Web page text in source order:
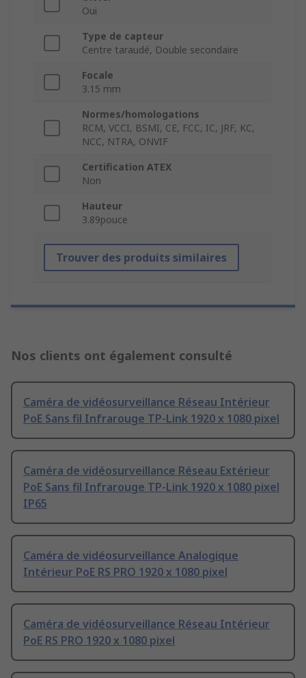
Oui
Type de capteur
Centre taraudé, Double secondaire
Focale
3.15 mm
Normes/homologations
RCM, VCCI, BSMI, CE, FCC, IC, JRF, KC,
NCC, NTRA, ONVIF
Certification ATEX
Non
Hauteur
3.89pouce
Trouver des produits similaires
Nos clients ont également consulté
Caméra de vidéosurveillance Réseau Intérieur
PoE Sans fil Infrarouge TP-Link 1920 x 1080 pixel
Caméra de vidéosurveillance Réseau Extérieur
PoE Sans fil Infrarouge TP-Link 1920 x 1080 pixel
IP65
Caméra de vidéosurveillance Analogique
Intérieur PoE RS PRO 1920 x 1080 pixel
Caméra de vidéosurveillance Réseau Intérieur
PoE RS PRO 1920 x 1080 pixel